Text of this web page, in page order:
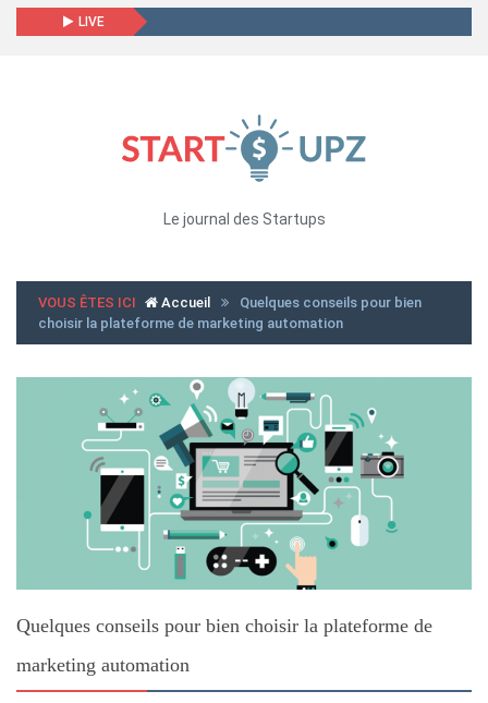
LIVE
Le journal des Startups
VOUS ÊTES ICI Accueil
Quelques conseils pour bien
choisir la plateforme de marketing automation
Quelques conseils pour bien choisir la plateforme de
marketing automation